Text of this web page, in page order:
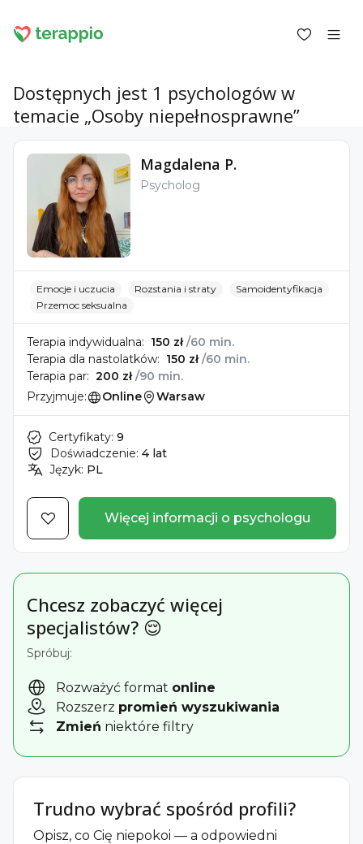
Zaloguj się jako psycholog
Usługi
Blog
Forum
Dla psychologów
O terappio
Pytania i odpowiedzi
office@terappio.com
Dostępnych jest 1 psychologów w
temacie „Osoby niepełnosprawne”
Magdalena P.
Psycholog
Emocje i uczucia Rozstania i straty
Samoidentyfikacja
Przemoc seksualna
Terapia indywidualna: 150 zł /60 min.
Terapia dla nastolatków: 150 zł /60 min.
Terapia par: 200 zł /90 min.
Przyjmuje:
Online Warsaw
Certyfikaty: 9
Doświadczenie: 4 lat
Język: PL
Więcej informacji o psychologu
Trudno wybrać spośród profili?
Opisz, co Cię niepokoi — a odpowiedni
Chcesz zobaczyć więcej
specjalistów? 😌
Spróbuj:
Rozważyć format online
Rozszerz promień wyszukiwania
Zmień niektóre filtry